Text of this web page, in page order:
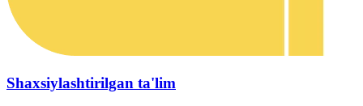
Shaxsiylashtirilgan ta'lim